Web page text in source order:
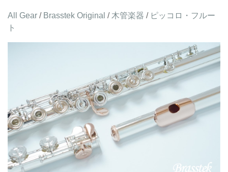
All Gear / Brasstek Original / 木管楽器 / ピッコロ・フルー
ト